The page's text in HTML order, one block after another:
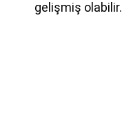
gelişmiş olabilir.